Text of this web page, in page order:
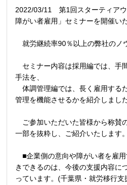
2022/03/11 第1回スターティア
障がい者雇用」セミナーを開催い
就労継続率90％以上の弊社のノ
セミナー内容は採用編では、手
手法を、
体調管理編では、長く雇用する
管理を機能させるかを紹介しました
ご参加いただいた皆様から称賛
一部を抜粋し、ご紹介いたします。
■企業側の意向や障がい者を雇
きできるのは、今後の支援内容に
っています。(千葉県・就労移行支